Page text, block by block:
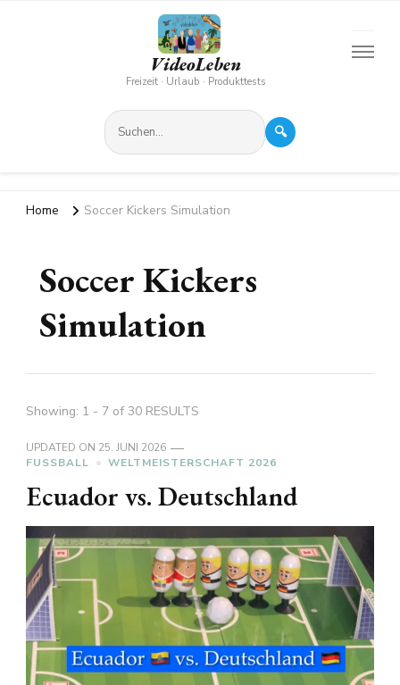
VideoLeben
Freizeit · Urlaub · Produkttests
🔍
Home Soccer Kickers Simulation
Soccer Kickers
Simulation
Showing: 1 - 7 of 30 RESULTS
UPDATED ON 25. JUNI 2026
FUSSBALL
WELTMEISTERSCHAFT 2026
Ecuador vs. Deutschland